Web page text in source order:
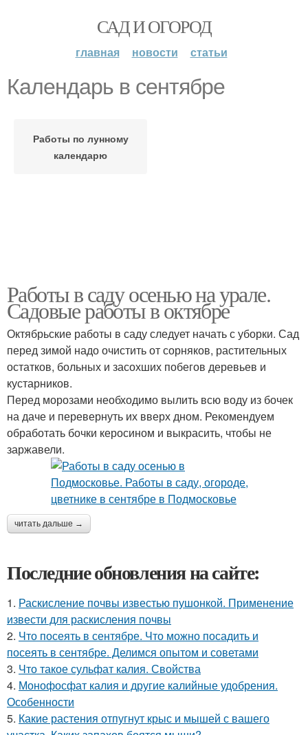
САД И ОГОРОД
главная новости статьи
Календарь в сентябре
Работы по лунному
календарю
Работы в саду осенью на урале.
Садовые работы в октябре
Октябрьские работы в саду следует начать с уборки. Сад
перед зимой надо очистить от сорняков, растительных
остатков, больных и засохших побегов деревьев и
кустарников.
Перед морозами необходимо вылить всю воду из бочек
на даче и перевернуть их вверх дном. Рекомендуем
обработать бочки керосином и выкрасить, чтобы не
заржавели.
читать дальше →
Последние обновления на сайте:
1. Раскисление почвы известью пушонкой. Применение
извести для раскисления почвы
2. Что посеять в сентябре. Что можно посадить и
посеять в сентябре. Делимся опытом и советами
3. Что такое сульфат калия. Свойства
4. Монофосфат калия и другие калийные удобрения.
Особенности
5. Какие растения отпугнут крыс и мышей с вашего